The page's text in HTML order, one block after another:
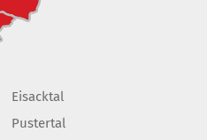
Eisacktal
Pustertal